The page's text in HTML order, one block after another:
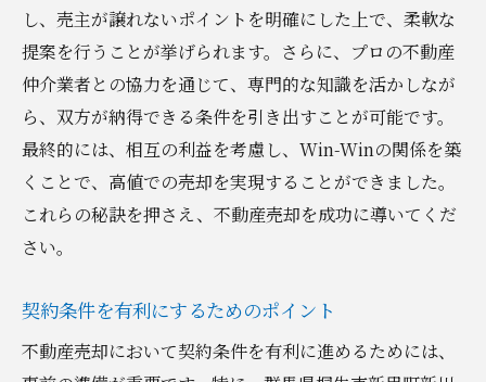
し、売主が譲れないポイントを明確にした上で、柔軟な
提案を行うことが挙げられます。さらに、プロの不動産
仲介業者との協力を通じて、専門的な知識を活かしなが
ら、双方が納得できる条件を引き出すことが可能です。
最終的には、相互の利益を考慮し、Win-Winの関係を築
くことで、高値での売却を実現することができました。
これらの秘訣を押さえ、不動産売却を成功に導いてくだ
さい。
契約条件を有利にするためのポイント
不動産売却において契約条件を有利に進めるためには、